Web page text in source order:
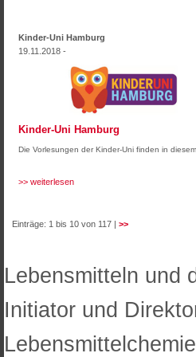
Kinder-Uni Hamburg
19.11.2018 -
Kinder-Uni Hamburg
Die Vorlesungen der Kinder-Uni finden in
>> weiterlesen
Einträge: 1 bis 10 von 117 | >>
Lebensmitteln und
Initiator und